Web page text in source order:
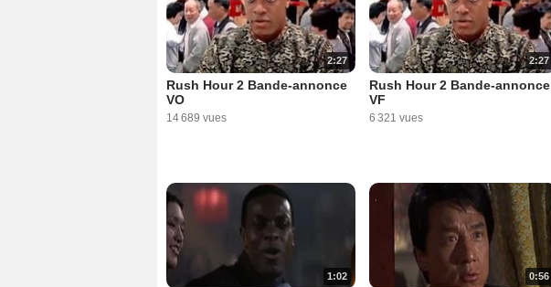
2:27
Rush Hour 2 Bande-annonce
VO
14 689 vues
2:27
Rush Hour 2 Bande-annonce
VF
6 321 vues
1:02 0:56